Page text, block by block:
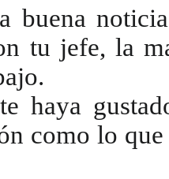
buena
tu jefe, la
haya
como lo